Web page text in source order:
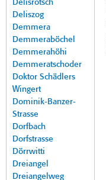
Delisrotsch
Deliszog
Demmera
Demmeraböchel
Demmerahöhi
Demmeratschoder
Doktor Schädlers
Wingert
Dominik-Banzer-
Strasse
Dorfbach
Dorfstrasse
Dörrwitti
Dreiangel
Dreiangelweg